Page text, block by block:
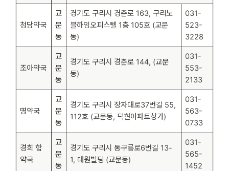
청담약국
교
문
동
경기도 구리시 경춘로 163, 구리노
블하임오피스텔 1층 105호 (교문
동)
031-
523-
3228
조아약국
교
문
동
경기도 구리시 경춘로 144, (교문
동)
031-
553-
2133
명약국
교
문
동
경기도 구리시 장자대로37번길 55,
112호 (교문동, 덕현아파트상가)
031-
563-
0733
경희 함
약국
교
문
동
경기도 구리시 동구릉로6번길 13-
1, 대원빌딩 (교문동)
031-
565-
1452